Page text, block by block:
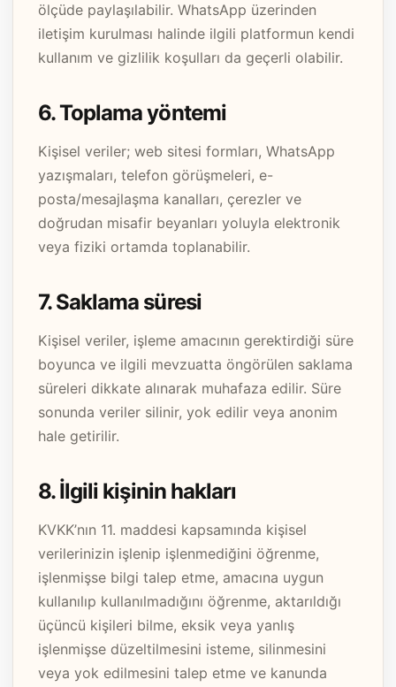
ölçüde paylaşılabilir. WhatsApp üzerinden
iletişim kurulması halinde ilgili platformun kendi
kullanım ve gizlilik koşulları da geçerli olabilir.
6. Toplama yöntemi
Kişisel veriler; web sitesi formları, WhatsApp
yazışmaları, telefon görüşmeleri, e-
posta/mesajlaşma kanalları, çerezler ve
doğrudan misafir beyanları yoluyla elektronik
veya fiziki ortamda toplanabilir.
7. Saklama süresi
Kişisel veriler, işleme amacının gerektirdiği süre
boyunca ve ilgili mevzuatta öngörülen saklama
süreleri dikkate alınarak muhafaza edilir. Süre
sonunda veriler silinir, yok edilir veya anonim
hale getirilir.
8. İlgili kişinin hakları
KVKK’nın 11. maddesi kapsamında kişisel
verilerinizin işlenip işlenmediğini öğrenme,
işlenmişse bilgi talep etme, amacına uygun
kullanılıp kullanılmadığını öğrenme, aktarıldığı
üçüncü kişileri bilme, eksik veya yanlış
işlenmişse düzeltilmesini isteme, silinmesini
veya yok edilmesini talep etme ve kanunda